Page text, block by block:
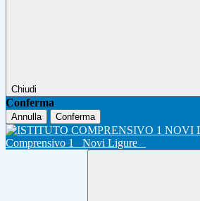
Chiudi
Conferma
Annulla Conferma
Comprensivo 1
Novi Ligure